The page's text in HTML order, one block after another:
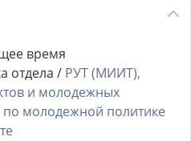
время
отдела / РУТ (МИИТ),
и молодежных
молодежной политике